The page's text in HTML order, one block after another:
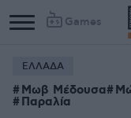
Games
ΕΛΛΑΔΑ
Μωβ Μέδουσα
Παραλία